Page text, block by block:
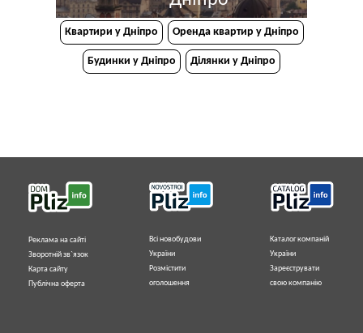
Квартири у Дніпрo Оренда квартир у Дніпро
Будинки у Дніпро Ділянки у Дніпро
Реклама на сайті
Зворотній зв`язок
Карта сайту
Публічна оферта
Всі новобудови
України
Розмістити
оголошення
Каталог компаній
України
Зареєструвати
свою компанію